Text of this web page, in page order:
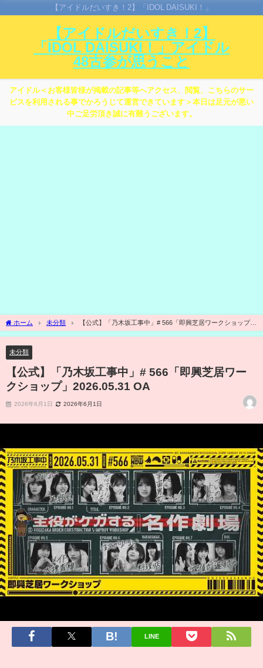
【アイドルだいすき！2】「IDOL DAISUKI！」
【アイドルだいすき！2】
「IDOL DAISUKI！」アイドル
48古参が思うこと
アイドル＜お客様皆様が掲載の記事等へアクセス、閲覧、こちらのサー
ビスを利用される事でかろうじて運営できています＞本日は足元が悪い
中ご足労頂き誠に有難うございます。
ホーム 未分類
【公式】「乃木坂工事中」# 566「即興芝居ワークショップ」
2026.05.31 OA
未分類
【公式】「乃木坂工事中」# 566「即興芝居ワー
クショップ」2026.05.31 OA
2026年6月1日 2026年6月1日
LINE